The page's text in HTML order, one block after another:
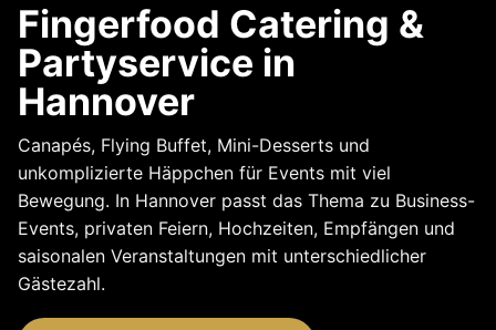
Fingerfood Catering &
Partyservice in
Hannover
Canapés, Flying Buffet, Mini-Desserts und
unkomplizierte Häppchen für Events mit viel
Bewegung. In Hannover passt das Thema zu Business-
Events, privaten Feiern, Hochzeiten, Empfängen und
saisonalen Veranstaltungen mit unterschiedlicher
Gästezahl.